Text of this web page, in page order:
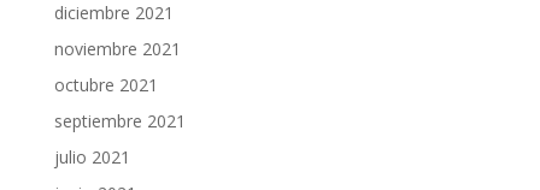
diciembre 2021
noviembre 2021
octubre 2021
septiembre 2021
julio 2021